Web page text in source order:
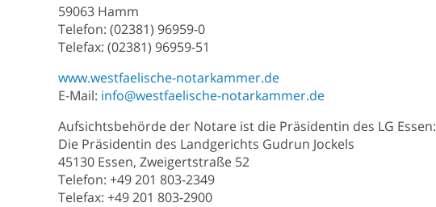
59063 Hamm
Telefon: (02381) 96959-0
Telefax: (02381) 96959-51
www.westfaelische-notarkammer.de
E-Mail: info@westfaelische-notarkammer.de
Aufsichtsbehörde der Notare ist die Präsidentin des LG Essen:
Die Präsidentin des Landgerichts Gudrun Jockels
45130 Essen, Zweigertstraße 52
Telefon: +49 201 803-2349
Telefax: +49 201 803-2900